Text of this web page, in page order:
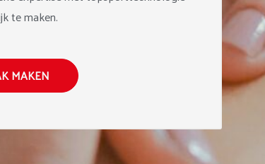
te maken.
MAKEN